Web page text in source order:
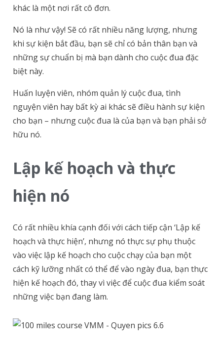
khác là một nơi rất cô đơn.
Nó là như vậy! Sẽ có rất nhiều năng lượng, nhưng
khi sự kiện bắt đầu, bạn sẽ chỉ có bản thân bạn và
những sự chuẩn bị mà bạn dành cho cuộc đua đặc
biệt này.
Huấn luyện viên, nhóm quản lý cuộc đua, tình
nguyện viên hay bất kỳ ai khác sẽ điều hành sự kiện
cho bạn – nhưng cuộc đua là của bạn và bạn phải sở
hữu nó.
Lập kế hoạch và thực
hiện nó
Có rất nhiều khía cạnh đối với cách tiếp cận ‘Lập kế
hoạch và thực hiện’, nhưng nó thực sự phụ thuộc
vào việc lập kế hoạch cho cuộc chạy của bạn một
cách kỹ lưỡng nhất có thể để vào ngày đua, bạn thực
hiện kế hoạch đó, thay vì việc để cuộc đua kiểm soát
những việc bạn đang làm.